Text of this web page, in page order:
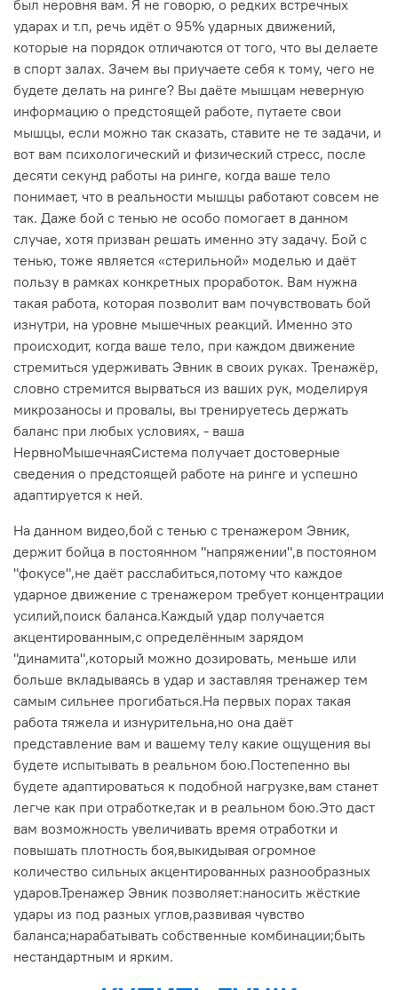
был неровня вам. Я не говорю, о редких встречных
ударах и т.п, речь идёт о 95% ударных движений,
которые на порядок отличаются от того, что вы делаете
в спорт залах. Зачем вы приучаете себя к тому, чего не
будете делать на ринге? Вы даёте мышцам неверную
информацию о предстоящей работе, путаете свои
мышцы, если можно так сказать, ставите не те задачи, и
вот вам психологический и физический стресс, после
десяти секунд работы на ринге, когда ваше тело
понимает, что в реальности мышцы работают совсем не
так. Даже бой с тенью не особо помогает в данном
случае, хотя призван решать именно эту задачу. Бой с
тенью, тоже является «стерильной» моделью и даёт
пользу в рамках конкретных проработок. Вам нужна
такая работа, которая позволит вам почувствовать бой
изнутри, на уровне мышечных реакций. Именно это
происходит, когда ваше тело, при каждом движение
стремиться удерживать Эвник в своих руках. Тренажёр,
словно стремится вырваться из ваших рук, моделируя
микрозаносы и провалы, вы тренируетесь держать
баланс при любых условиях, - ваша
НервноМышечнаяСистема получает достоверные
сведения о предстоящей работе на ринге и успешно
адаптируется к ней.
На данном видео,бой с тенью с тренажером Эвник,
держит бойца в постоянном "напряжении",в постояном
"фокусе",не даёт расслабиться,потому что каждое
ударное движение с тренажером требует концентрации
усилий,поиск баланса.Каждый удар получается
акцентированным,с определённым зарядом
"динамита",который можно дозировать, меньше или
больше вкладываясь в удар и заставляя тренажер тем
самым сильнее прогибаться.На первых порах такая
работа тяжела и изнурительна,но она даёт
представление вам и вашему телу какие ощущения вы
будете испытывать в реальном бою.Постепенно вы
будете адаптироваться к подобной нагрузке,вам станет
легче как при отработке,так и в реальном бою.Это даст
вам возможность увеличивать время отработки и
повышать плотность боя,выкидывая огромное
количество сильных акцентированных разнообразных
ударов.Тренажер Эвник позволяет:наносить жёсткие
удары из под разных углов,развивая чувство
баланса;нарабатывать собственные комбинации;быть
нестандартным и ярким.